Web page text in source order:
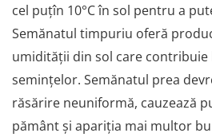
cel puțîn 10°C în sol pentru a
Semănatul timpuriu oferă
umidității din sol care contribuie
semințelor. Semănatul prea
răsărire neuniformă, cauzează
pământ și apariția mai multor